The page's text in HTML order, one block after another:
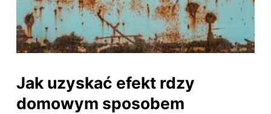
Jak uzyskać efekt rdzy
domowym sposobem